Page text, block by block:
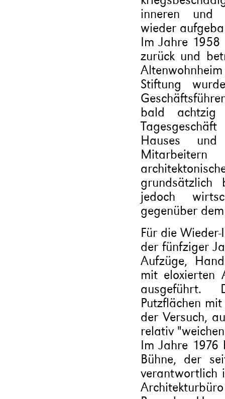
inneren und
wieder
Im Jahre 1958
zurück und
Stiftung
bald
Hauses
jedoch
gegenüber
Für die
der fünfziger
Aufzüge,
mit eloxierten
ausgeführt.
Putzflächen
der Versuch,
relativ
Im Jahre
Bühne, der
verantwortlich